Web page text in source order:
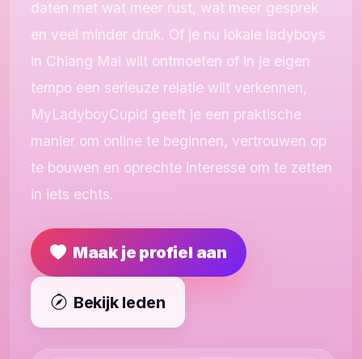
daten met wat meer rust, wat meer gesprek
en veel minder druk. Of je nu lokale ladyboys
in Chiang Mai wilt ontmoeten of in je eigen
tempo een serieuze relatie wilt verkennen,
MyLadyboyCupid geeft je een praktische
manier om online te beginnen, vertrouwen op
te bouwen en oprechte interesse om te zetten
in iets echts.
Maak je profiel aan
Bekijk leden